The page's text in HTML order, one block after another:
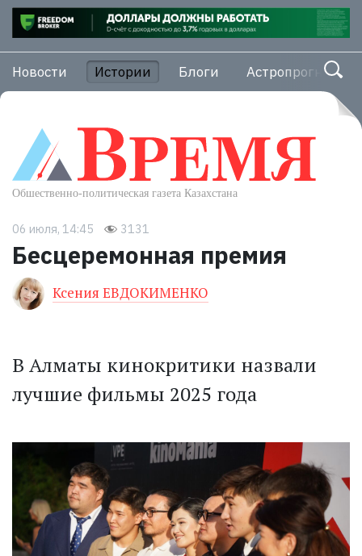
Новости Истории Блоги Астропрогноз
06 июля, 14:45 3131
Бесцеремонная премия
Ксения ЕВДОКИМЕНКО
В Алматы кинокритики назвали
лучшие фильмы 2025 года